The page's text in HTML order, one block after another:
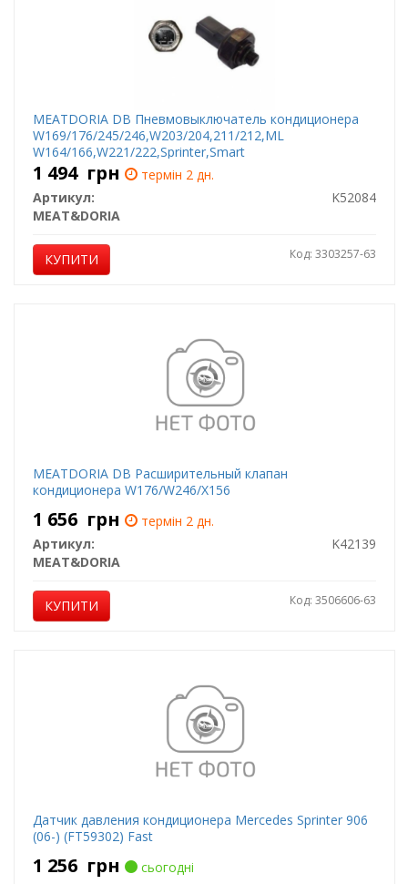
MEATDORIA DB Пневмовыключатель кондиционера
W169/176/245/246,W203/204,211/212,ML
W164/166,W221/222,Sprinter,Smart
1 494 грн
термін 2 дн.
Артикул:
K52084
MEAT&DORIA
КУПИТИ Код: 3303257-63
MEATDORIA DB Расширительный клапан
кондиционера W176/W246/X156
1 656 грн
термін 2 дн.
Артикул:
K42139
MEAT&DORIA
КУПИТИ Код: 3506606-63
Датчик давления кондиционера Mercedes Sprinter 906
(06-) (FT59302) Fast
1 256 грн
сьогодні